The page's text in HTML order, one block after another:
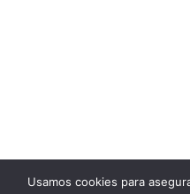
Usamos cookies para